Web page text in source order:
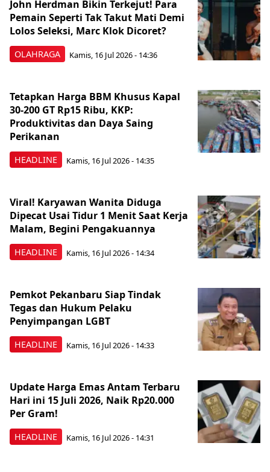
OLAHRAGA
John Herdman Bikin Terkejut! Para
Pemain Seperti Tak Takut Mati Demi
Lolos Seleksi, Marc Klok Dicoret?
Kamis, 16 Jul 2026 - 14:36
HEADLINE
Tetapkan Harga BBM Khusus Kapal
30-200 GT Rp15 Ribu, KKP:
Produktivitas dan Daya Saing
Perikanan
Kamis, 16 Jul 2026 - 14:35
HEADLINE
Viral! Karyawan Wanita Diduga
Dipecat Usai Tidur 1 Menit Saat Kerja
Malam, Begini Pengakuannya
Kamis, 16 Jul 2026 - 14:34
HEADLINE
Pemkot Pekanbaru Siap Tindak
Tegas dan Hukum Pelaku
Penyimpangan LGBT
Kamis, 16 Jul 2026 - 14:33
HEADLINE
Update Harga Emas Antam Terbaru
Hari ini 15 Juli 2026, Naik Rp20.000
Per Gram!
Kamis, 16 Jul 2026 - 14:31